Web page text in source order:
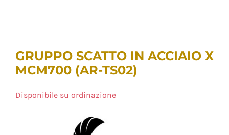
GRUPPO SCATTO IN ACCIAIO X
MCM700 (AR-TS02)
Disponibile su ordinazione